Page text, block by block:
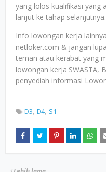
yang lolos kualifikasi yang
lanjut ke tahap selanjutnya.
Info lowongan kerja
netloker.com & jangan
teman atau kerabat yang
lowongan kerja SWASTA,
penyediah informasi
D3 D4 S1